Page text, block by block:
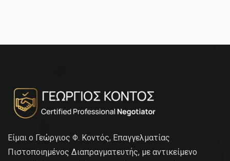
Είμαι ο Γεώργιος Φ. Κοντός, Επαγγελματίας
Πιστοποιημένος Διαπραγματευτής, με αντικείμενο